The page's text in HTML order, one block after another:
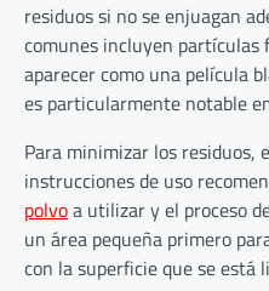
residuos si no se enjuagan
comunes incluyen partículas
aparecer como una película
es particularmente notable
Para minimizar los residuos,
instrucciones de uso
polvoa utilizar y el proceso
un área pequeña primero
con la superficie que se está